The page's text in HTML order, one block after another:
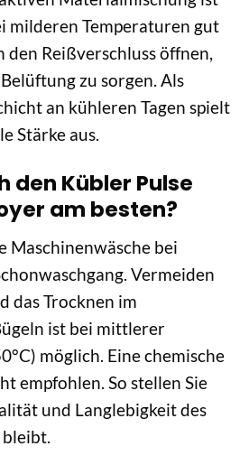
milderen Temperaturen gut
den Reißverschluss öffnen,
zu sorgen. Als
an kühleren Tagen spielt
Stärke aus.
den Kübler Pulse
am besten?
Maschinenwäsche bei
Vermeiden
das Trocknen im
ist bei mittlerer
möglich. Eine chemische
empfohlen. So stellen Sie
und Langlebigkeit des